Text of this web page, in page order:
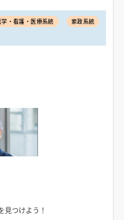
学・看護・医療系統
家政系統
見つけよう！